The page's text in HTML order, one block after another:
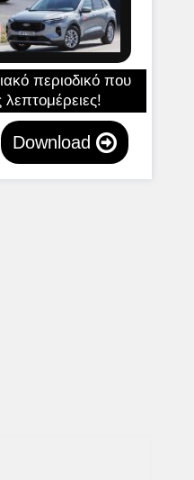
περιοδικό που
λεπτομέρειες!
Download